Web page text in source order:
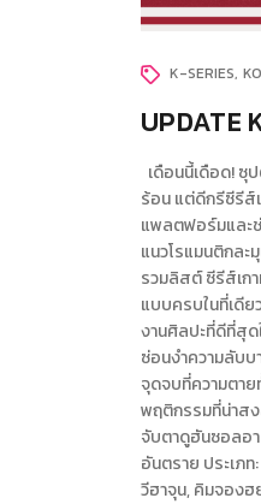
K-SERIES
UPDATE
เดือนนี้เดือด! ซุ
ร้อน แต่ดีกรีซีรีส์
แพลตฟอร์มและ
แนวโรแมนติกละ
รวมลิสต์ ซีรีส์เก
แบบครบในที่เดีย
งานศิลปะที่ดีที่สุด
ซ่อนงำความลับบ
จุดจบที่ความตา
พฤติกรรมที่น่าสง
จับตาดูฮันซอลอา
อันตราย ประเภ
วีฮาจุน, คิมจองฮ